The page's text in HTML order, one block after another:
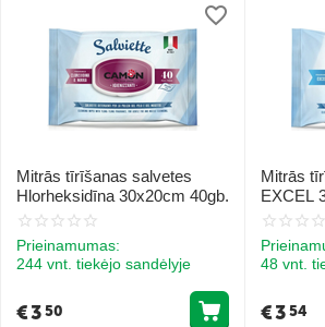
Mitrās tīrīšanas salvetes
Hlorheksidīna 30x20cm 40gb.
Prieinamumas:
244 vnt. tiekėjo sandėlyje
€350
Mitrās
EXCEL
48 vnt.
€354